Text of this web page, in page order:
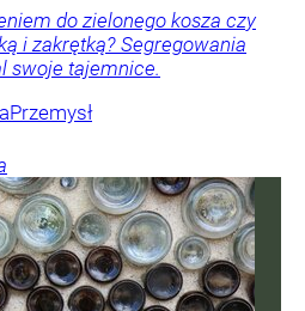
do zielonego kosza czy
i zakrętką? Segregowania
swoje tajemnice.
Przemysł